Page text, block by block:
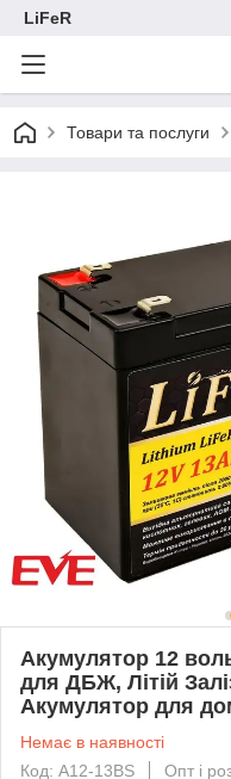
LiFeR
Товари та послуги
Акумулятор 12
для ДБЖ, Літій
Акумулятор для
Немає в наявності
Код: A12-13BS
Опт і